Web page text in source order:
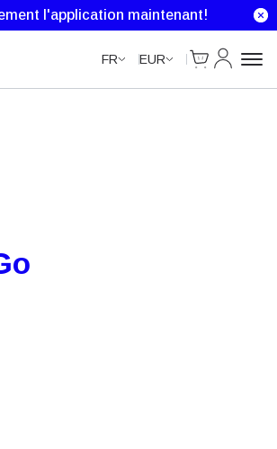
l'application maintenant!
FR EUR
Cart
Mon